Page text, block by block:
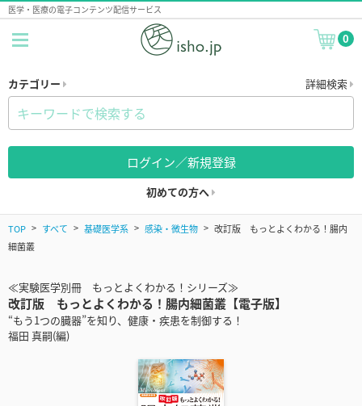
医学・医療の電子コンテンツ配信サービス
0
カテゴリー 詳細検索
ログイン／新規登録
初めての方へ
TOP すべて 基礎医学系 感染・微生物
改訂版 もっとよくわかる！腸内
細菌叢
≪実験医学別冊 もっとよくわかる！シリーズ≫
改訂版 もっとよくわかる！腸内細菌叢【電子版】
“もう1つの臓器”を知り、健康・疾患を制御する！
福田 真嗣(編)